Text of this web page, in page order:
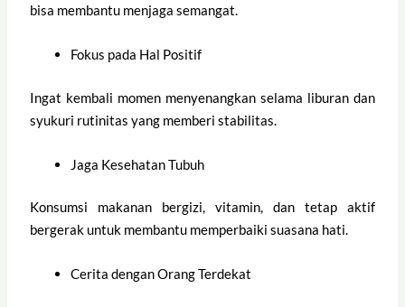
bisa membantu menjaga semangat.
Fokus pada Hal Positif
Ingat kembali momen menyenangkan selama liburan dan
syukuri rutinitas yang memberi stabilitas.
Jaga Kesehatan Tubuh
Konsumsi makanan bergizi, vitamin, dan tetap aktif
bergerak untuk membantu memperbaiki suasana hati.
Cerita dengan Orang Terdekat